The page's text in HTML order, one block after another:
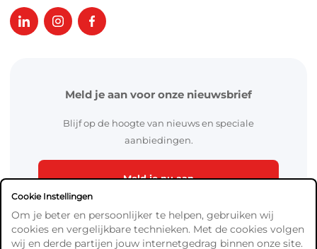
Meld je aan voor onze nieuwsbrief
Blijf op de hoogte van nieuws en speciale
aanbiedingen.
Meld je nu aan
Cookie Instellingen
Om je beter en persoonlijker te helpen, gebruiken wij
cookies en vergelijkbare technieken. Met de cookies volgen
wij en derde partijen jouw internetgedrag binnen onze site.